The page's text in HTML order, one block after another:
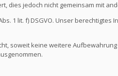
dies jedoch nicht gemeinsam mit
1 lit. f) DSGVO. Unser
soweit keine weitere